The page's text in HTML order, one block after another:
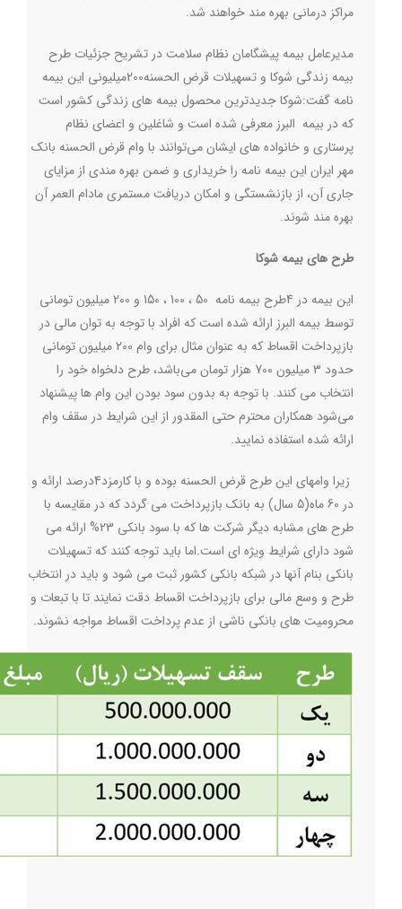
مراکز درمانی بهره مند خواهند شد.
مدیرعامل بیمه پیشگامان نظام سلامت در تشریح جزئیات طرح
بیمه زندگی شوکا و تسهیلات قرض الحسنه200میلیونی این بیمه
نامه گفت:شوکا جدیدترین محصول بیمه های زندگی کشور است
که در بیمه البرز معرفی شده است و شاغلین و اعضای نظام
پرستاری و خانواده های ایشان می‌توانند با وام قرض الحسنه بانک
مهر ایران این بیمه نامه را خریداری و ضمن بهره مندی از مزایای
جاری آن، از بازنشستگی و امکان دریافت مستمری مادام العمر آن
بهره مند شوند.
طرح های بیمه شوکا
این بیمه در 4طرح بیمه نامه 50 ، 100 ، 150 و 200 میلیون تومانی
توسط بیمه البرز ارائه شده است که افراد با توجه به توان مالی در
بازپرداخت اقساط که به عنوان مثال برای وام 200 میلیون تومانی
حدود 3 میلیون 700 هزار تومان می‌باشد، طرح دلخواه خود را
انتخاب می کنند. با توجه به بدون سود بودن این وام ها پیشنهاد
می‌شود همکاران محترم حتی المقدور از این شرایط در سقف وام
ارائه شده استفاده نمایید.
زیرا وامهای این طرح قرض الحسنه بوده و با کارمزد4درصد ارائه و
در 60 ماه(5 سال) به بانک بازپرداخت می گردد که در مقایسه با
طرح های مشابه دیگر شرکت ها که با سود بانکی 23% ارائه می
شود دارای شرایط ویژه ای است.اما باید توجه کنند که تسهیلات
بانکی بنام آنها در شبکه بانکی کشور ثبت می شود و باید در انتخاب
طرح و وسع مالی برای بازپرداخت اقساط دقت نمایند تا با تبعات و
محرومیت های بانکی ناشی از عدم پرداخت اقساط مواجه نشوند.